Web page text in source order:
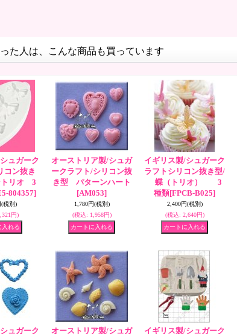
た人は、こんな商品も買っています
ュガーク
コン抜き
リオ 3
804357]
(税別)
円)
オーストリア製/シュガ
ークラフト/シリコン抜
き型 パターンハート
[AM053]
1,780円(税別)
(税込: 1,958円)
イギリス製/シュガーク
ラフトシリコン抜き型/
蝶（トリオ） 3
種類[FPCB-B025]
2,400円(税別)
(税込: 2,640円)
ュガーク
オーストリア製/シュガ
イギリス製/シュガーク